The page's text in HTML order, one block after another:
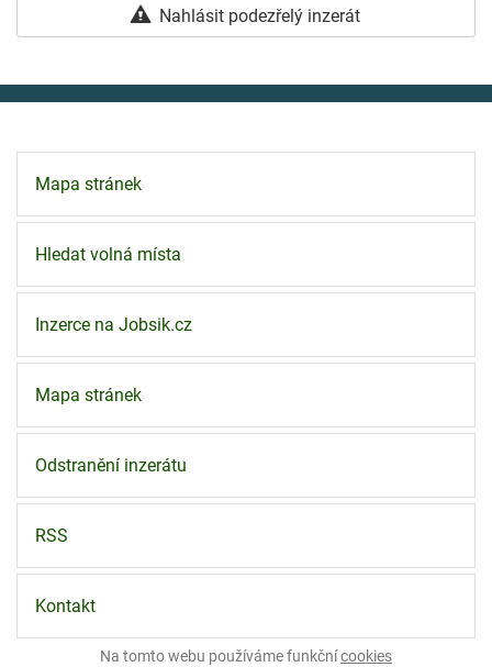
Nahlásit podezřelý inzerát
Mapa stránek
Hledat volná místa
Inzerce na Jobsik.cz
Mapa stránek
Odstranění inzerátu
RSS
Kontakt
Na tomto webu používáme funkčnícookies